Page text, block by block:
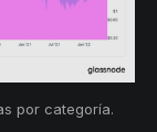
por categoría.